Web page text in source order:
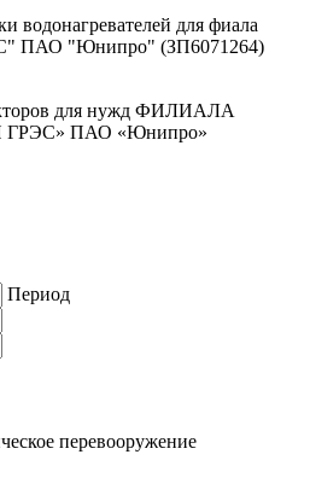
водонагревателей для фиала
ПАО "Юнипро" (ЗП6071264)
для нужд ФИЛИАЛА
ПАО «Юнипро»
Период
перевооружение